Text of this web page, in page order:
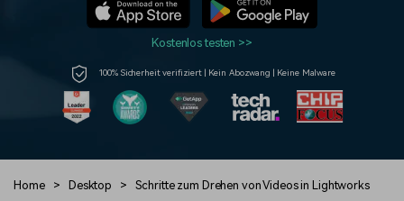
Über 100 heiße Video-
Prompts – schnell ähnliche
Videos erstellen
Meisterkurs
fortgeschrittene
Videobearbeitungsfähigkeiten
Lernen, ausdrücken und
Erfahren Sie, wie Sie einen
Hilfe-Center
Kunden-Support
Bewertungen
KAUFEN Anmelden
Suchen
Kostenlos testen >>
100% Sicherheit verifiziert | Kein Abozwang | Keine Malware
Home > Desktop > Schritte zum Drehen von Videos in Lightworks